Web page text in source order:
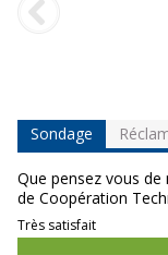
Sondage
Que pensez vous
de Coopération
Très satisfait